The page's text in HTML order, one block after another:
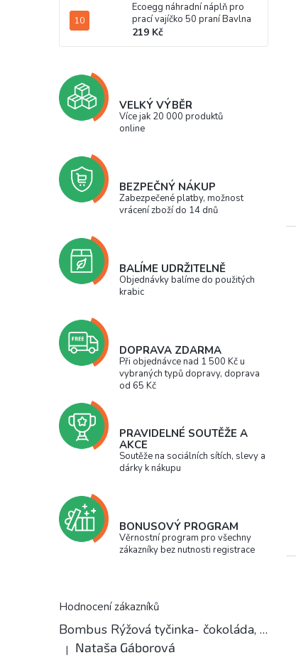
Ecoegg náhradní náplň pro
prací vajíčko 50 praní Bavlna
219 Kč
VELKÝ VÝBĚR
Více jak 20 000 produktů
online
BEZPEČNÝ NÁKUP
Zabezpečené platby, možnost
vrácení zboží do 14 dnů
BALÍME UDRŽITELNĚ
Objednávky balíme do použitých
krabic
DOPRAVA ZDARMA
Při objednávce nad 1 500 Kč u
vybraných typů dopravy, doprava
od 65 Kč
PRAVIDELNÉ SOUTĚŽE A
AKCE
Soutěže na sociálních sítích, slevy a
dárky k nákupu
BONUSOVÝ PROGRAM
Věrnostní program pro všechny
zákazníky bez nutnosti registrace
Hodnocení zákazníků
Bombus Rýžová tyčinka- čokoláda, 18 g
Hodnocení produktu je 5 z 5 hvězdiček.
| Nataša Gáborová